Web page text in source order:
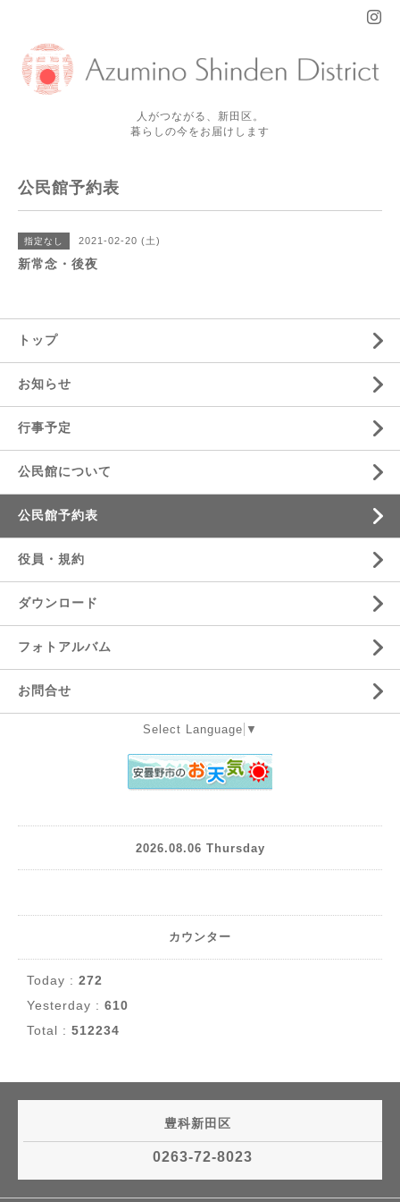
人がつながる、新田区。
暮らしの今をお届けします
公民館予約表
指定なし 2021-02-20 (土)
新常念・後夜
トップ
お知らせ
行事予定
公民館について
公民館予約表
役員・規約
ダウンロード
フォトアルバム
お問合せ
Select Language ▼
2026.08.06 Thursday
カウンター
Today : 272
Yesterday : 610
Total : 512234
豊科新田区
0263-72-8023